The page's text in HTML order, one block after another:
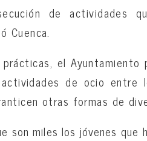
de actividades
Cuenca.
el
de ocio entre
otras formas de
son miles los jóvenes